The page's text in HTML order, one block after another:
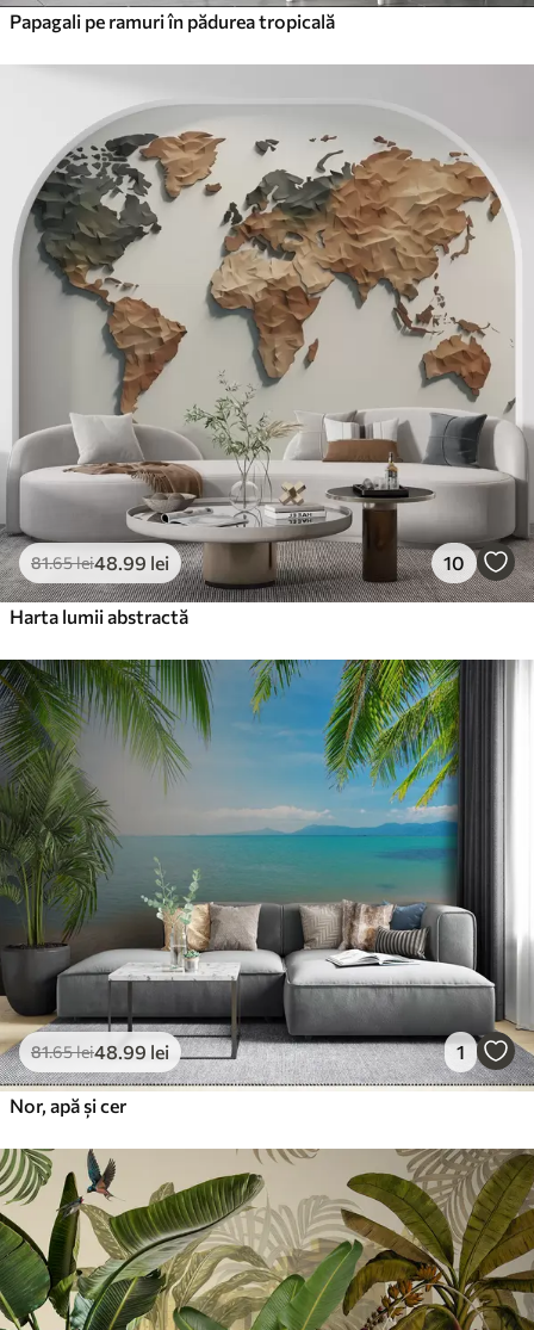
Papagali pe ramuri în pădurea tropicală
81.65lei48.99 lei 10
Harta lumii abstractă
81.65lei48.99 lei 1
Nor, apă și cer